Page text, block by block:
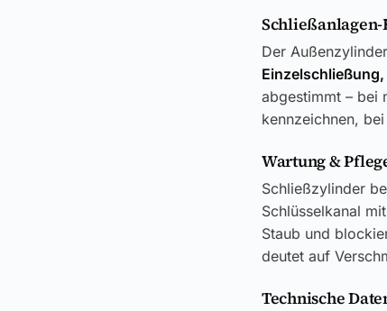
Der
abgestimmt – bei
kennzeichnen,
Wartung &
Schließzylinder
Schlüsselkanal
Staub und
deutet auf
Technische